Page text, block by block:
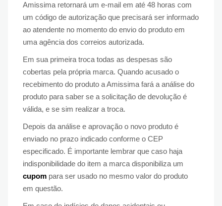
Amissima retornará um e-mail em até 48 horas com
um código de autorização que precisará ser informado
ao atendente no momento do envio do produto em
uma agência dos correios autorizada.
Em sua primeira troca todas as despesas são
cobertas pela própria marca. Quando acusado o
recebimento do produto a Amissima fará a análise do
produto para saber se a solicitação de devolução é
válida, e se sim realizar a troca.
Depois da análise e aprovação o novo produto é
enviado no prazo indicado conforme o CEP
especificado. É importante lembrar que caso haja
indisponibilidade do item a marca disponibiliza um
cupom para ser usado no mesmo valor do produto
em questão.